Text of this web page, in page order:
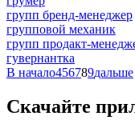
групп бренд-менеджер
групповой механик
групп продакт-
гувернантка
В начало456789дальше
Скачайте